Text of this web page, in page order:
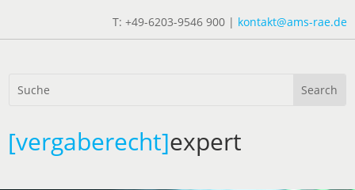
T: +49-6203-9546 900 | kontakt@ams-rae.de
[vergaberecht]expert